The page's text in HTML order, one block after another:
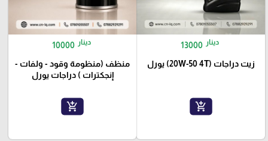
13000 دينار
زيت دراجات (20W-50 4T) يورل
add_shopping_cart
10000 دينار
منظف (منظومة وقود - ولفات -
إنجكترات ) دراجات يورل
add_shopping_cart